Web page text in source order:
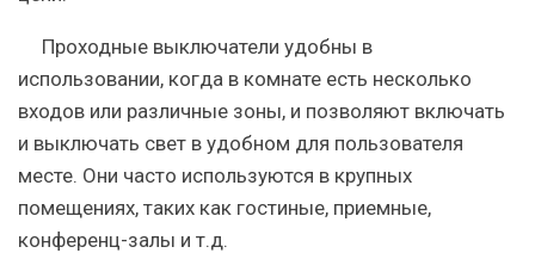
Проходные выключатели удобны в
использовании, когда в комнате есть несколько
входов или различные зоны, и позволяют включать
и выключать свет в удобном для пользователя
месте. Они часто используются в крупных
помещениях, таких как гостиные, приемные,
конференц-залы и т.д.